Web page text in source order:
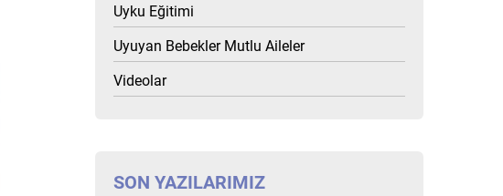
Uyku Eğitimi
Uyuyan Bebekler Mutlu Aileler
Videolar
SON YAZILARIMIZ